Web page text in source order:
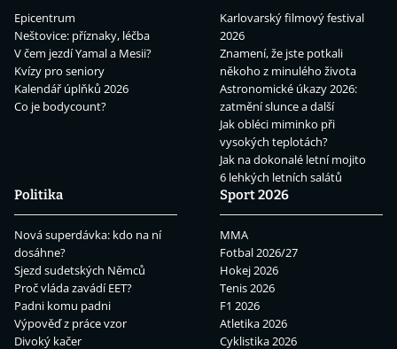
Epicentrum
Neštovice: příznaky, léčba
V čem jezdí Yamal a Mesii?
Kvízy pro seniory
Kalendář úplňků 2026
Co je bodycount?
Karlovarský filmový festival
2026
Znamení, že jste potkali
někoho z minulého života
Astronomické úkazy 2026:
zatmění slunce a další
Jak obléci miminko při
vysokých teplotách?
Jak na dokonalé letní mojito
6 lehkých letních salátů
Politika
Nová superdávka: kdo na ní
dosáhne?
Sjezd sudetských Němců
Proč vláda zavádí EET?
Padni komu padni
Výpověď z práce vzor
Divoký kačer
Sport 2026
MMA
Fotbal 2026/27
Hokej 2026
Tenis 2026
F1 2026
Atletika 2026
Cyklistika 2026